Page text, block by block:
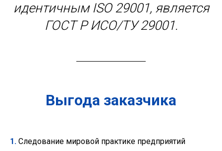
идентичным ISO 29001, является
ГОСТ Р ИСО/ТУ 29001.
Выгода заказчика
1. Следование мировой практике предприятий